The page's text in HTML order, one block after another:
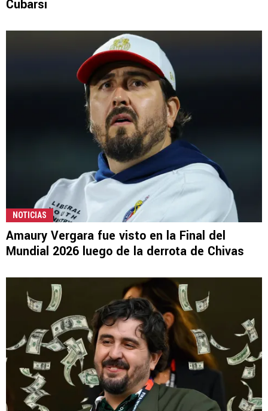
Cubarsí
NOTICIAS
Amaury Vergara fue visto en la Final del
Mundial 2026 luego de la derrota de Chivas